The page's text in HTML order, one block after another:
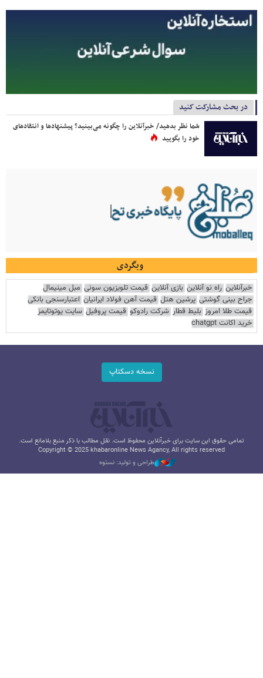
در بحث مشارکت کنید
شما نظر بدهید/ خبرآنلاین را چگونه می‌بینید؟ پیشنهادها و انتقادهای
خود را بگویید
وبگردی
خبرآنلاین راه نو آنلاین بازی آنلاین قیمت تلویزیون سونی مبل مینیمال
جراح بینی گوشتی پرشین هتل قیمت آهن فولاد ایرانیان اعتبارسنجی بانکی
قیمت طلا امروز بلیط قطار شرکت رادوکو قیمت پروفیل سایت یوتوتایمز
خرید اکانت chatgpt
نسخه دسکتاپ
تمامی حقوق این سایت برای خبرآنلاین محفوظ است. نقل مطالب با ذکر منبع بلامانع است.
Copyright © 2025 khabaronline News Agancy, All rights reserved
طراحی و تولید: نستوه